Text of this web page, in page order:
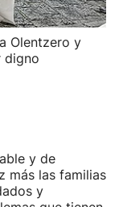
Olentzero y
digno
y de
más las familias
y